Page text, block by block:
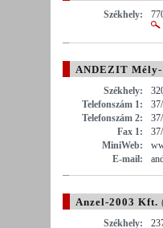
Székhely:
ANDEZIT
Székhely:
Telefonszám 1:
Telefonszám 2:
Fax 1:
MiniWeb:
E-mail:
Anzel-2003 Kft.
Székhely: